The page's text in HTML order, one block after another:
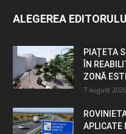
ALEGEREA
PIAȚETA
ÎN
ZONĂ
7 august
APLICATE